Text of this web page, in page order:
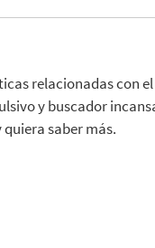
relacionadas con
y buscador
saber más.